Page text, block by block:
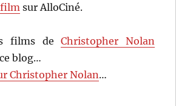
sur AlloCiné.
films deChristopher Nolan
blog…
Christopher Nolan…